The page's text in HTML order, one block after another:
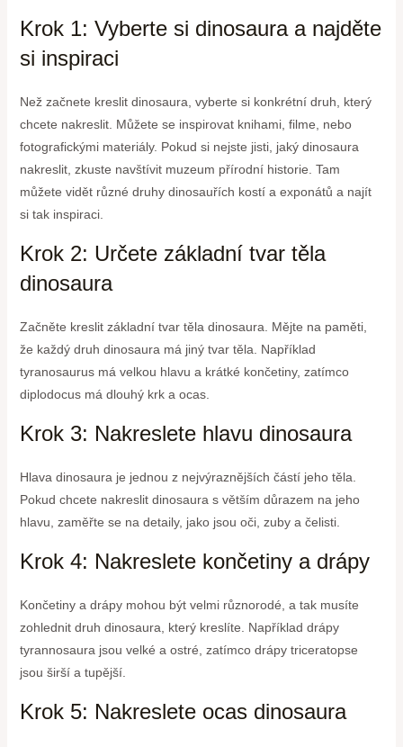
Krok 1: Vyberte si dinosaura a najděte
si inspiraci
Než začnete kreslit dinosaura, vyberte si konkrétní druh, který
chcete nakreslit. Můžete se inspirovat knihami, filme, nebo
fotografickými materiály. Pokud si nejste jisti, jaký dinosaura
nakreslit, zkuste navštívit muzeum přírodní historie. Tam
můžete vidět různé druhy dinosauřích kostí a exponátů a najít
si tak inspiraci.
Krok 2: Určete základní tvar těla
dinosaura
Začněte kreslit základní tvar těla dinosaura. Mějte na paměti,
že každý druh dinosaura má jiný tvar těla. Například
tyranosaurus má velkou hlavu a krátké končetiny, zatímco
diplodocus má dlouhý krk a ocas.
Krok 3: Nakreslete hlavu dinosaura
Hlava dinosaura je jednou z nejvýraznějších částí jeho těla.
Pokud chcete nakreslit dinosaura s větším důrazem na jeho
hlavu, zaměřte se na detaily, jako jsou oči, zuby a čelisti.
Krok 4: Nakreslete končetiny a drápy
Končetiny a drápy mohou být velmi různorodé, a tak musíte
zohlednit druh dinosaura, který kreslíte. Například drápy
tyrannosaura jsou velké a ostré, zatímco drápy triceratopse
jsou širší a tupější.
Krok 5: Nakreslete ocas dinosaura